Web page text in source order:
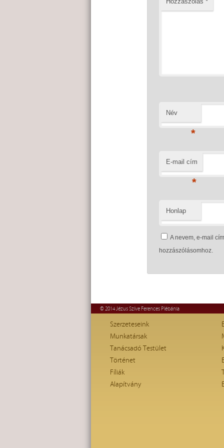
Név
*
E-mail cím
*
Honlap
A nevem, e-mail
hozzászólásomhoz.
© 2014 Jézus Szíve Ferences Plébánia
Szerzeteseink
Munkatársak
Tanácsadó Testület
Történet
Fíliák
Alapítvány